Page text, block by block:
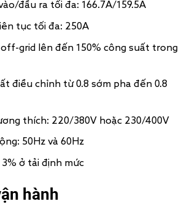
đầu ra tối đa: 166.7A/159.5A
tục tối đa: 250A
grid lên đến 150% công suất trong
điều chỉnh từ 0.8 sớm pha đến 0.8
thích: 220/380V hoặc 230/400V
50Hz và 60Hz
3% ở tải định mức
hành